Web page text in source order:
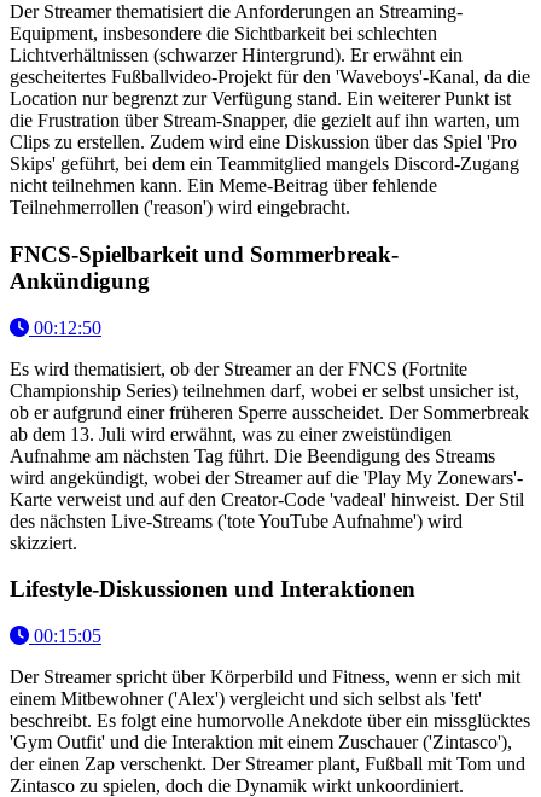
Der Streamer thematisiert die Anforderungen an Streaming-
Equipment, insbesondere die Sichtbarkeit bei schlechten
Lichtverhältnissen (schwarzer Hintergrund). Er erwähnt ein
gescheitertes Fußballvideo-Projekt für den 'Waveboys'-Kanal, da die
Location nur begrenzt zur Verfügung stand. Ein weiterer Punkt ist
die Frustration über Stream-Snapper, die gezielt auf ihn warten, um
Clips zu erstellen. Zudem wird eine Diskussion über das Spiel 'Pro
Skips' geführt, bei dem ein Teammitglied mangels Discord-Zugang
nicht teilnehmen kann. Ein Meme-Beitrag über fehlende
Teilnehmerrollen ('reason') wird eingebracht.
FNCS-Spielbarkeit und Sommerbreak-
Ankündigung
00:12:50
Es wird thematisiert, ob der Streamer an der FNCS (Fortnite
Championship Series) teilnehmen darf, wobei er selbst unsicher ist,
ob er aufgrund einer früheren Sperre ausscheidet. Der Sommerbreak
ab dem 13. Juli wird erwähnt, was zu einer zweistündigen
Aufnahme am nächsten Tag führt. Die Beendigung des Streams
wird angekündigt, wobei der Streamer auf die 'Play My Zonewars'-
Karte verweist und auf den Creator-Code 'vadeal' hinweist. Der Stil
des nächsten Live-Streams ('tote YouTube Aufnahme') wird
skizziert.
Lifestyle-Diskussionen und Interaktionen
00:15:05
Der Streamer spricht über Körperbild und Fitness, wenn er sich mit
einem Mitbewohner ('Alex') vergleicht und sich selbst als 'fett'
beschreibt. Es folgt eine humorvolle Anekdote über ein missglücktes
'Gym Outfit' und die Interaktion mit einem Zuschauer ('Zintasco'),
der einen Zap verschenkt. Der Streamer plant, Fußball mit Tom und
Zintasco zu spielen, doch die Dynamik wirkt unkoordiniert.